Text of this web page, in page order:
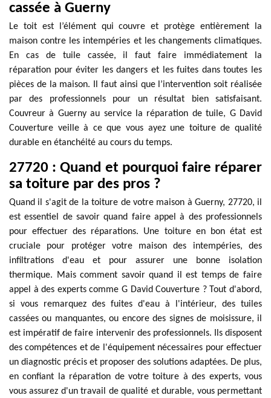
cassée à Guerny
Le toit est l’élément qui couvre et protège entièrement la
maison contre les intempéries et les changements climatiques.
En cas de tuile cassée, il faut faire immédiatement la
réparation pour éviter les dangers et les fuites dans toutes les
pièces de la maison. Il faut ainsi que l’intervention soit réalisée
par des professionnels pour un résultat bien satisfaisant.
Couvreur à Guerny au service la réparation de tuile, G David
Couverture veille à ce que vous ayez une toiture de qualité
durable en étanchéité au cours du temps.
27720 : Quand et pourquoi faire réparer
sa toiture par des pros ?
Quand il s'agit de la toiture de votre maison à Guerny, 27720, il
est essentiel de savoir quand faire appel à des professionnels
pour effectuer des réparations. Une toiture en bon état est
cruciale pour protéger votre maison des intempéries, des
infiltrations d'eau et pour assurer une bonne isolation
thermique. Mais comment savoir quand il est temps de faire
appel à des experts comme G David Couverture ? Tout d'abord,
si vous remarquez des fuites d'eau à l'intérieur, des tuiles
cassées ou manquantes, ou encore des signes de moisissure, il
est impératif de faire intervenir des professionnels. Ils disposent
des compétences et de l'équipement nécessaires pour effectuer
un diagnostic précis et proposer des solutions adaptées. De plus,
en confiant la réparation de votre toiture à des experts, vous
vous assurez d'un travail de qualité et durable, vous permettant